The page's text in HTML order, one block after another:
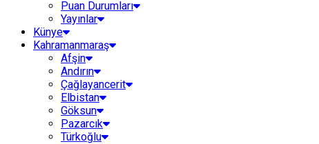
Puan Durumları
Yayınlar
Künye
Kahramanmaraş
Afşin
Andırın
Çağlayancerit
Elbistan
Göksun
Pazarcık
Türkoğlu